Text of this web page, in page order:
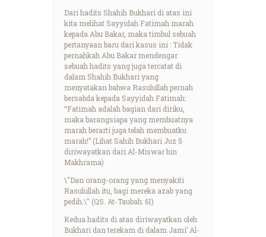
Dari hadits Shahih Bukhari di atas ini
kita melihat Sayyidah Fatimah marah
kepada Abu Bakar, maka timbul sebuah
pertanyaan baru dari kasus ini : Tidak
pernahkah Abu Bakar mendengar
sebuah hadits yang juga tercatat di
dalam Shahih Bukhari yang
menyatakan bahwa Rasulullah pernah
bersabda kepada Sayyidah Fatimah:
“Fatimah adalah bagian dari diriku,
maka barangsiapa yang membuatnya
marah berarti juga telah membuatku
marah!” (Lihat Sahih Bukhari Juz 5
diriwayatkan dari Al-Miswar bin
Makhrama)
\"Dan orang-orang yang menyakiti
Rasulullah itu, bagi mereka azab yang
pedih.\" (QS. At-Taubah: 61)
Kedua hadits di atas diriwayatkan oleh
Bukhari dan terekam di dalam Jami’ Al-